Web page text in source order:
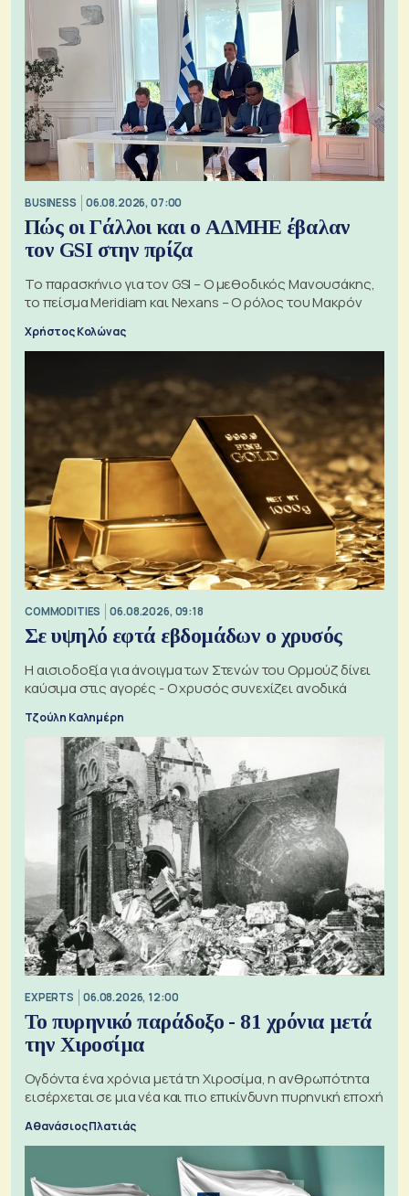
BUSINESS 06.08.2026, 07:00
Πώς οι Γάλλοι και ο ΑΔΜΗΕ έβαλαν
τον GSI στην πρίζα
Το παρασκήνιο για τον GSI – Ο μεθοδικός Μανουσάκης,
το πείσμα Meridiam και Nexans – Ο ρόλος του Μακρόν
Χρήστος Κολώνας
COMMODITIES 06.08.2026, 09:18
Σε υψηλό εφτά εβδομάδων ο χρυσός
Η αισιοδοξία για άνοιγμα των Στενών του Ορμούζ δίνει
καύσιμα στις αγορές - Ο χρυσός συνεχίζει ανοδικά
Τζούλη Καλημέρη
EXPERTS 06.08.2026, 12:00
Το πυρηνικό παράδοξο - 81 χρόνια μετά
την Χιροσίμα
Ογδόντα ένα χρόνια μετά τη Χιροσίμα, η ανθρωπότητα
εισέρχεται σε μια νέα και πιο επικίνδυνη πυρηνική εποχή
Αθανάσιος Πλατιάς